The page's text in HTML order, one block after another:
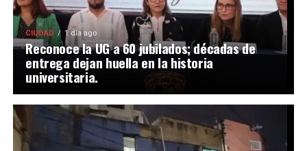
CIUDAD 1 día ago
Reconoce la UG a 60 jubilados; décadas de
entrega dejan huella en la historia
universitaria.